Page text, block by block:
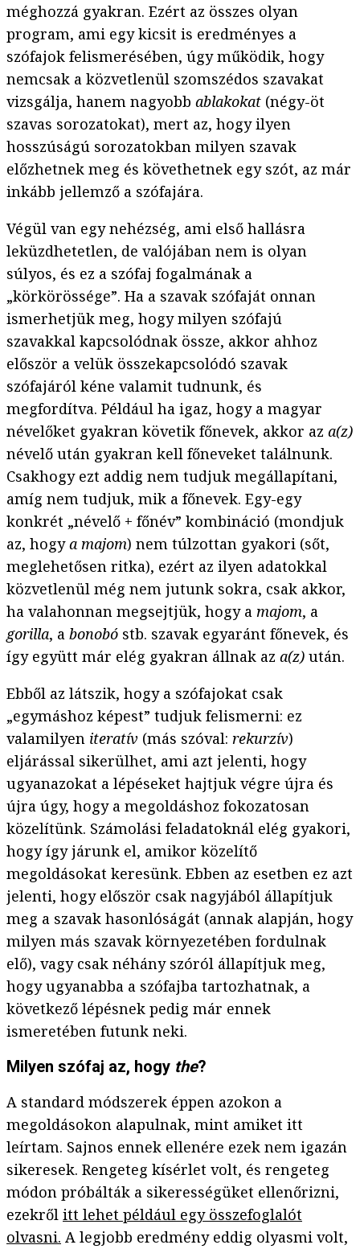
méghozzá gyakran. Ezért az összes olyan
program, ami egy kicsit is eredményes a
szófajok felismerésében, úgy működik, hogy
nemcsak a közvetlenül szomszédos szavakat
vizsgálja, hanem nagyobb ablakokat (négy-öt
szavas sorozatokat), mert az, hogy ilyen
hosszúságú sorozatokban milyen szavak
előzhetnek meg és követhetnek egy szót, az már
inkább jellemző a szófajára.
Végül van egy nehézség, ami első hallásra
leküzdhetetlen, de valójában nem is olyan
súlyos, és ez a szófaj fogalmának a
„körkörössége”. Ha a szavak szófaját onnan
ismerhetjük meg, hogy milyen szófajú
szavakkal kapcsolódnak össze, akkor ahhoz
először a velük összekapcsolódó szavak
szófajáról kéne valamit tudnunk, és
megfordítva. Például ha igaz, hogy a magyar
névelőket gyakran követik főnevek, akkor az a(z)
névelő után gyakran kell főneveket találnunk.
Csakhogy ezt addig nem tudjuk megállapítani,
amíg nem tudjuk, mik a főnevek. Egy-egy
konkrét „névelő + főnév” kombináció (mondjuk
az, hogya majom) nem túlzottan gyakori (sőt,
meglehetősen ritka), ezért az ilyen adatokkal
közvetlenül még nem jutunk sokra, csak akkor,
ha valahonnan megsejtjük, hogy a majom, a
gorilla, a bonobó stb. szavak egyaránt főnevek, és
így együtt már elég gyakran állnak az a(z) után.
Ebből az látszik, hogy a szófajokat csak
„egymáshoz képest” tudjuk felismerni: ez
valamilyen iteratív (más szóval: rekurzív)
eljárással sikerülhet, ami azt jelenti, hogy
ugyanazokat a lépéseket hajtjuk végre újra és
újra úgy, hogy a megoldáshoz fokozatosan
közelítünk. Számolási feladatoknál elég gyakori,
hogy így járunk el, amikor közelítő
megoldásokat keresünk. Ebben az esetben ez azt
jelenti, hogy először csak nagyjából állapítjuk
meg a szavak hasonlóságát (annak alapján, hogy
milyen más szavak környezetében fordulnak
elő), vagy csak néhány szóról állapítjuk meg,
hogy ugyanabba a szófajba tartozhatnak, a
következő lépésnek pedig már ennek
ismeretében futunk neki.
Milyen szófaj az, hogy the?
A standard módszerek éppen azokon a
megoldásokon alapulnak, mint amiket itt
leírtam. Sajnos ennek ellenére ezek nem igazán
sikeresek. Rengeteg kísérlet volt, és rengeteg
módon próbálták a sikerességüket ellenőrizni,
ezekről itt lehet például egy összefoglalót
olvasni. A legjobb eredmény eddig olyasmi volt,